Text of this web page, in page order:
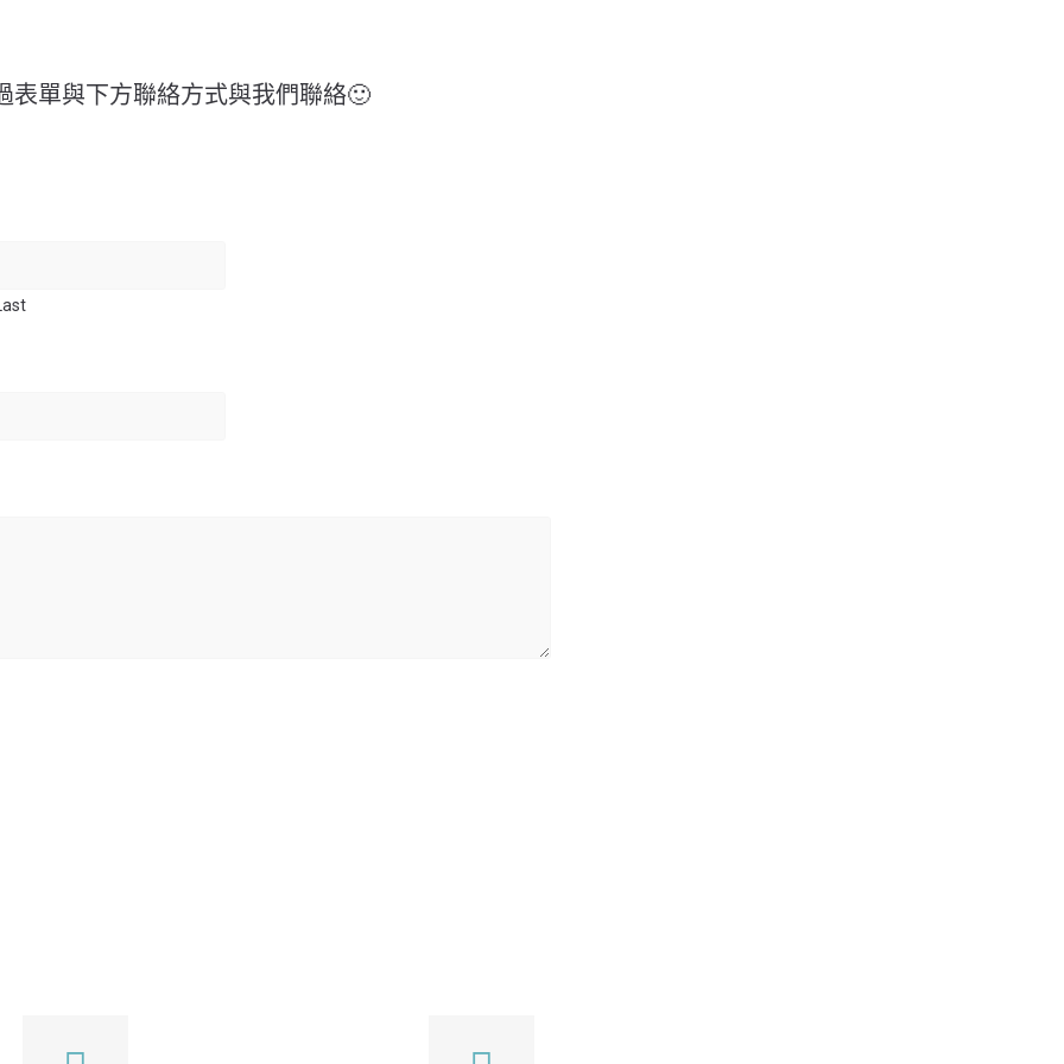
表單與下方聯絡方式與我們聯絡🙂
Last